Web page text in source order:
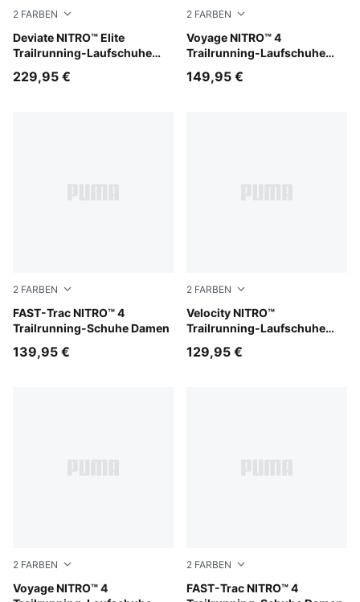
2 FARBEN
Deviate NITRO™ Elite
Trailrunning-Laufschuhe
Light Lavender-Mouse Gray-Ultra Red
229,95 €
2 FARBEN
Voyage NITRO™ 4
Trailrunning-Laufschuhe
Silver Fog-Light Lavender-
149,95 €
2 FARBEN
FAST-Trac NITRO™ 4
Trailrunning-Schuhe Damen
Ultra Red-Red Flash
139,95 €
2 FARBEN
Velocity NITRO™
Trailrunning-Laufschuhe
PUMA Black-Feather Gray-
129,95 €
2 FARBEN
Voyage NITRO™ 4
Mouse Gray-Ultra Red-Silver Fog
2 FARBEN
FAST-Trac NITRO™ 4
Apple Spritz-Lux Lime